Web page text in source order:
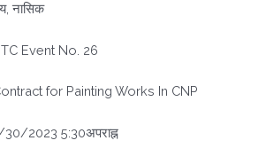
नासिक
Event No. 26
for Painting Works In CNP
2023 5:30अपराह्न